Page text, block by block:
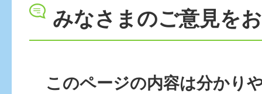
みなさまのご意見を
このページの内容は分かり